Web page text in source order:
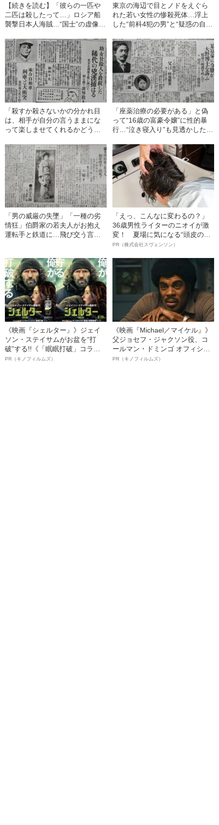
【続きを読む】「彼らの一匹や
二匹は殺したって…」ロシア船
襲撃日本人海賊…“国士”の虚像を
東京の海辺で目とノドをえぐら
れた若い女性の惨殺死体…浮上
した“前科4犯の男”と“疑惑の自
「殺すか殺さないかの分かれ目
は、相手が自分の言うままにな
って楽しませてくれるかどう
上佐太郎事件”とは
「座薬治療の必要がある」と偽
って“16歳の富豪令嬢”に性的暴
行…“泣き寝入り”も見透かしたエ
作”――大正事件史
「男の威厳の失墜」「一種の劣
情狂」伯爵家の若夫人がお抱え
運転手と鉄道に…飛び交う言葉
「えっ、こんなに変わるの？」
36歳男性ライターのニオイが激
変！ 夏場に気になる“頭皮のニ
オイ”や“ベタつき”を解消す
ト”が生み出した徹底ケアとは
PR（株式会社スヴェンソン）
《映画『シェルター』》ジェイ
ソン・ステイサムがお盆を“打
破”する!!《「眠眠打破」コラ
ボ》
PR（キノフィルムズ）
《映画『Michael／マイケル』》
父ジョセフ・ジャクソン役、コ
ールマン・ドミンゴ オフィシャ
ルインタビュー“観客を魅了した
PR（キノフィルムズ）